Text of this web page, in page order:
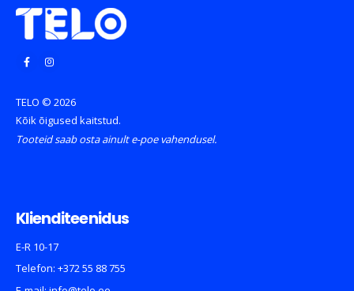
TELO © 2026
Kõik õigused kaitstud.
Tooteid saab osta ainult e-poe vahendusel.
Klienditeenidus
E-R 10-17
Telefon: +372 55 88 755